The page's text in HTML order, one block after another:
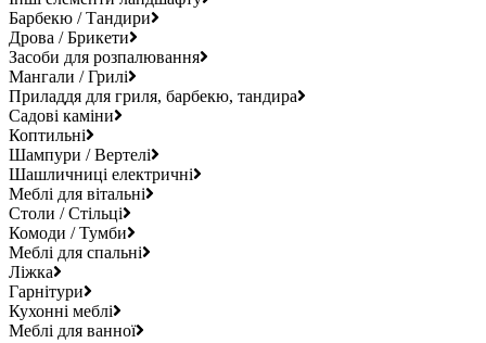
Барбекю / Тандири
Дрова / Брикети
Засоби для розпалювання
Мангали / Грилі
Приладдя для гриля, барбекю, тандира
Садові каміни
Коптильні
Шампури / Вертелі
Шашличниці електричні
Меблі для вітальні
Столи / Стільці
Комоди / Тумби
Меблі для спальні
Ліжка
Гарнітури
Кухонні меблі
Меблі для ванної